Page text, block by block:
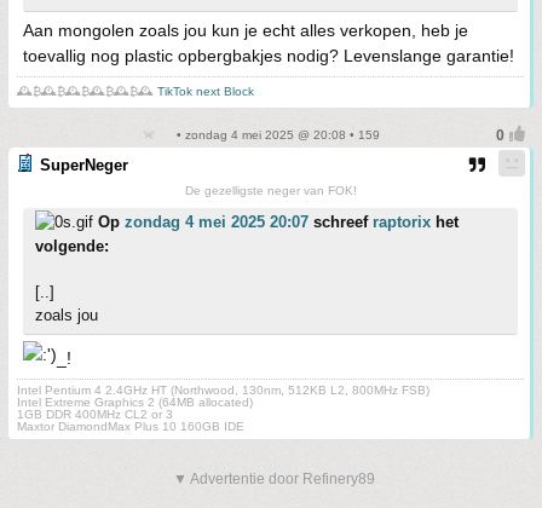
Aan mongolen zoals jou kun je echt alles verkopen, heb je
toevallig nog plastic opbergbakjes nodig? Levenslange garantie!
🕰️₿🕰️₿🕰️₿🕰️₿🕰️₿🕰️ TikTok next Block
• zondag 4 mei 2025 @ 20:08 • 159
SuperNeger
De gezelligste neger van FOK!
Op zondag 4 mei 2025 20:07 schreef raptorix het
volgende:
[..]
zoals jou
_!
Intel Pentium 4 2.4GHz HT (Northwood, 130nm, 512KB L2, 800MHz FSB)
Intel Extreme Graphics 2 (64MB allocated)
1GB DDR 400MHz CL2 or 3
Maxtor DiamondMax Plus 10 160GB IDE
▼ Advertentie door Refinery89